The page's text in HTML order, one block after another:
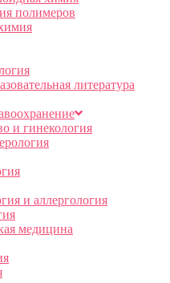
полимеров
литература
и гинекология
и аллергология
медицина